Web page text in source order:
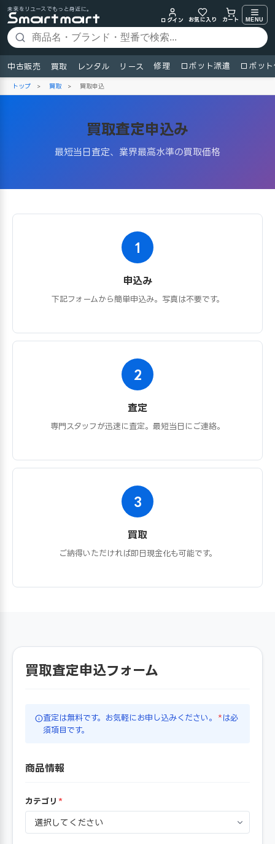
未来をリユースでもっと身近に。
ログイン
お気に入り カート MENU
中古販売 買取 レンタル リース 修理 ロボット派遣 ロボッ
トップ > 買取 > 買取申込
買取査定申込み
最短当日査定、業界最高水準の買取価格
1
申込み
下記フォームから簡単申込み。写真は不要です。
2
査定
専門スタッフが迅速に査定。最短当日にご連絡。
3
買取
ご納得いただければ即日現金化も可能です。
買取査定申込フォーム
査定は無料です。お気軽にお申し込みください。 * は必
須項目です。
商品情報
カテゴリ *